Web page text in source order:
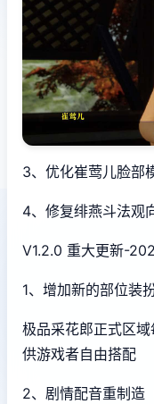
3、优化崔莺儿脸部
4、修复绯燕斗法观
V1.2.0 重大更新-
1、增加新的部位装
极品采花郎正式区
供游戏者自由搭配
2、剧情配音重制造